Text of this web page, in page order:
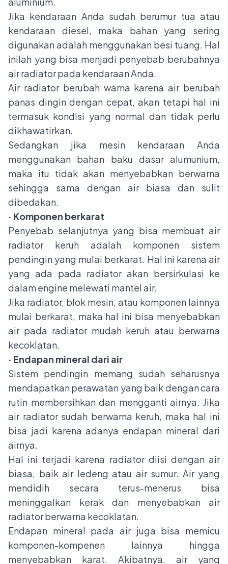
Jika kendaraan Anda sudah berumur tua atau
kendaraan diesel, maka bahan yang sering
digunakan adalah menggunakan besi tuang. Hal
inilah yang bisa menjadi penyebab berubahnya
air radiator pada kendaraan Anda.
Air radiator berubah warna karena air berubah
panas dingin dengan cepat, akan tetapi hal ini
termasuk kondisi yang normal dan tidak perlu
dikhawatirkan.
Sedangkan jika mesin kendaraan Anda
menggunakan bahan baku dasar alumunium,
maka itu tidak akan menyebabkan berwarna
sehingga sama dengan air biasa dan sulit
dibedakan.
· Komponen berkarat
Penyebab selanjutnya yang bisa membuat air
radiator keruh adalah komponen sistem
pendingin yang mulai berkarat. Hal ini karena air
yang ada pada radiator akan bersirkulasi ke
dalam engine melewati mantel air.
Jika radiator, blok mesin, atau komponen lainnya
mulai berkarat, maka hal ini bisa menyebabkan
air pada radiator mudah keruh atau berwarna
kecoklatan.
· Endapan mineral dari air
Sistem pendingin memang sudah seharusnya
mendapatkan perawatan yang baik dengan cara
rutin membersihkan dan mengganti airnya. Jika
air radiator sudah berwarna keruh, maka hal ini
bisa jadi karena adanya endapan mineral dari
airnya.
Hal ini terjadi karena radiator diisi dengan air
biasa, baik air ledeng atau air sumur. Air yang
mendidih secara terus-menerus bisa
meninggalkan kerak dan menyebabkan air
radiator berwarna kecoklatan.
Endapan mineral pada air juga bisa memicu
komponen-kompenen lainnya hingga
menyebabkan karat. Akibatnya, air yang